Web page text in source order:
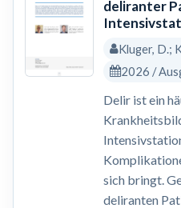
deliranter
Kluger, D.;
2026 /
Delir ist ein
sich bringt.
deliranten